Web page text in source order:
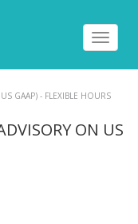
Toggle
GAAP) - FLEXIBLE HOURS
ON US